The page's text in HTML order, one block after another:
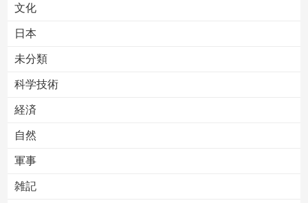
文化
日本
未分類
科学技術
経済
自然
軍事
雑記